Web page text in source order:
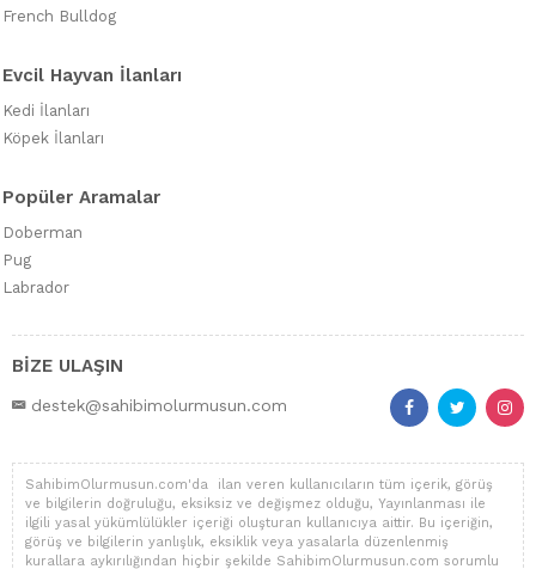
French Bulldog
Evcil Hayvan İlanları
Kedi İlanları
Köpek İlanları
Popüler Aramalar
Doberman
Pug
Labrador
BİZE ULAŞIN
destek@sahibimolurmusun.com
SahibimOlurmusun.com'da ilan veren kullanıcıların tüm içerik, görüş
ve bilgilerin doğruluğu, eksiksiz ve değişmez olduğu, Yayınlanması ile
ilgili yasal yükümlülükler içeriği oluşturan kullanıcıya aittir. Bu içeriğin,
görüş ve bilgilerin yanlışlık, eksiklik veya yasalarla düzenlenmiş
kurallara aykırılığından hiçbir şekilde SahibimOlurmusun.com sorumlu